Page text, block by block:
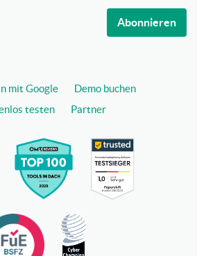
Abonnieren
mit Google
Demo buchen
testen
Partner